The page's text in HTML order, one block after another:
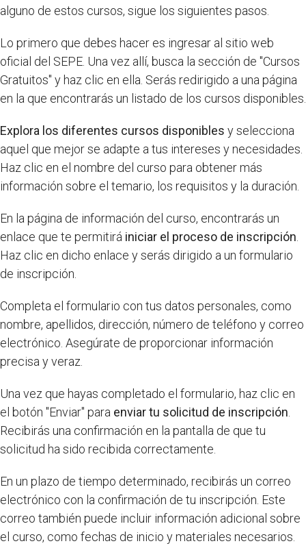
alguno de estos cursos, sigue los siguientes pasos.
Lo primero que debes hacer es ingresar al sitio web
oficial del SEPE. Una vez allí, busca la sección de "Cursos
Gratuitos" y haz clic en ella. Serás redirigido a una página
en la que encontrarás un listado de los cursos disponibles.
Explora los diferentes cursos disponibles y selecciona
aquel que mejor se adapte a tus intereses y necesidades.
Haz clic en el nombre del curso para obtener más
información sobre el temario, los requisitos y la duración.
En la página de información del curso, encontrarás un
enlace que te permitirá iniciar el proceso de inscripción
Haz clic en dicho enlace y serás dirigido a un formulario
de inscripción.
Completa el formulario con tus datos personales, como
nombre, apellidos, dirección, número de teléfono y correo
electrónico. Asegúrate de proporcionar información
precisa y veraz.
Una vez que hayas completado el formulario, haz clic en
el botón "Enviar" para enviar tu solicitud de inscripción
Recibirás una confirmación en la pantalla de que tu
solicitud ha sido recibida correctamente.
En un plazo de tiempo determinado, recibirás un correo
electrónico con la confirmación de tu inscripción. Este
correo también puede incluir información adicional sobre
el curso, como fechas de inicio y materiales necesarios.